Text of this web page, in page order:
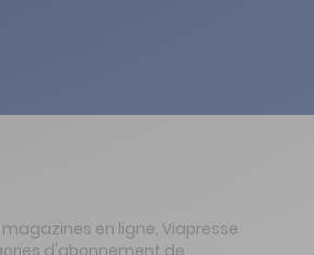
en ligne, Viapresse
d'abonnement de